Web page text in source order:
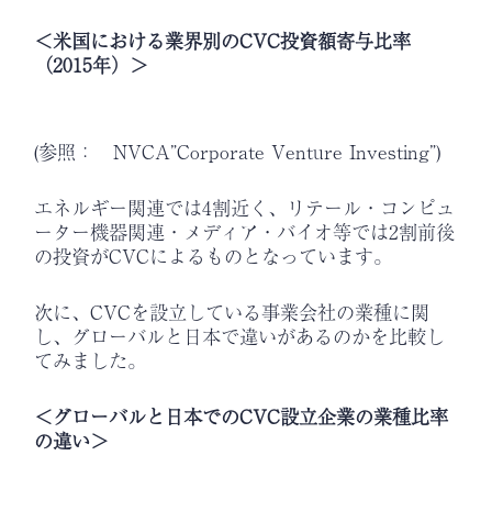
＜米国における業界別のCVC投資額寄与比率
（2015年）＞
(参照： NVCA”Corporate Venture Investing”)
エネルギー関連では4割近く、リテール・コンピュ
ーター機器関連・メディア・バイオ等では2割前後
の投資がCVCによるものとなっています。
次に、CVCを設立している事業会社の業種に関
し、グローバルと日本で違いがあるのかを比較し
てみました。
＜グローバルと日本でのCVC設立企業の業種比率
の違い＞